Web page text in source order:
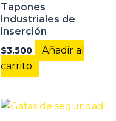
Tapones
Industriales de
inserción
$3.500
Añadir al
carrito